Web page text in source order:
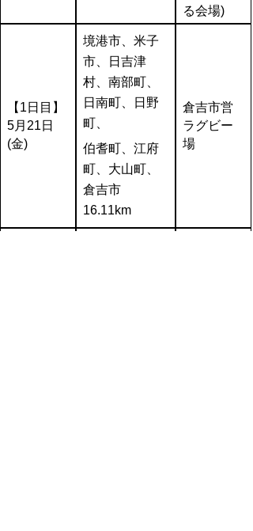
る会場)
【1日目】
5月21日
(金)
境港市、米子
市、日吉津
村、南部町、
日南町、日野
町、
伯耆町、江府
町、大山町、
倉吉市
16.11km
倉吉市営
ラグビー
場